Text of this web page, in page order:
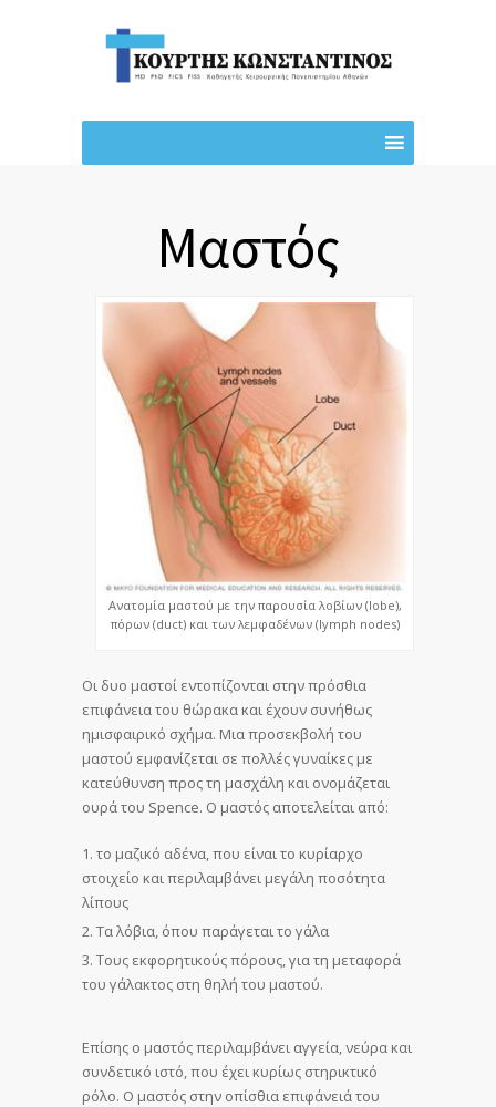
Μαστός
Ανατομία μαστού με την παρουσία λοβίων (lobe),
πόρων (duct) και των λεμφαδένων (lymph nodes)
Οι δυο μαστοί εντοπίζονται στην πρόσθια
επιφάνεια του θώρακα και έχουν συνήθως
ημισφαιρικό σχήμα. Μια προσεκβολή του
μαστού εμφανίζεται σε πολλές γυναίκες με
κατεύθυνση προς τη μασχάλη και ονομάζεται
ουρά του Spence. Ο μαστός αποτελείται από:
το μαζικό αδένα, που είναι το κυρίαρχο
στοιχείο και περιλαμβάνει μεγάλη ποσότητα
λίπους
Τα λόβια, όπου παράγεται το γάλα
Τους εκφορητικούς πόρους, για τη μεταφορά
του γάλακτος στη θηλή του μαστού.
Επίσης ο μαστός περιλαμβάνει αγγεία, νεύρα και
συνδετικό ιστό, που έχει κυρίως στηρικτικό
ρόλο. Ο μαστός στην οπίσθια επιφάνειά του